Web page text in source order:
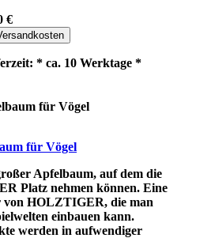
€
* ca. 10 Werktage *
für Vögel
Apfelbaum, auf dem die
Platz nehmen können. Eine
von HOLZTIGER, die man
einbauen kann.
werden in aufwendiger